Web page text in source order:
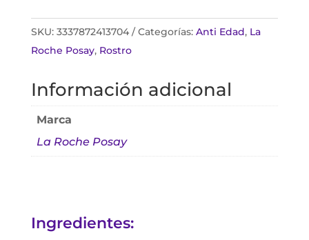
SKU: 3337872413704 Categorías: Anti Edad, La
Roche Posay, Rostro
Información adicional
Marca
La Roche Posay
Ingredientes: